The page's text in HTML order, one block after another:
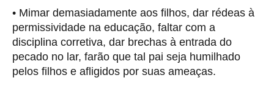
• Mimar demasiadamente aos filhos, dar rédeas à
permissividade na educação, faltar com a
disciplina corretiva, dar brechas à entrada do
pecado no lar, farão que tal pai seja humilhado
pelos filhos e afligidos por suas ameaças.